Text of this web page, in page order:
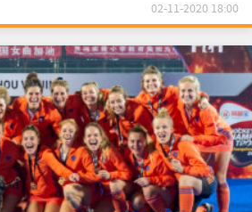
02-11-2020 18:00